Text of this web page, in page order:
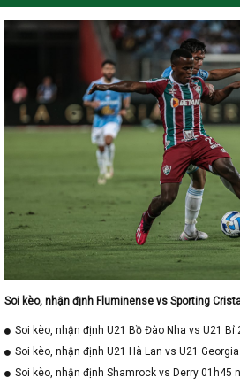
Soi kèo, nhận định Fluminense vs Sporting
Soi kèo, nhận định U21 Bồ Đào Nha vs U21
Soi kèo, nhận định U21 Hà Lan vs U21
Soi kèo, nhận định Shamrock vs Derry 01h45